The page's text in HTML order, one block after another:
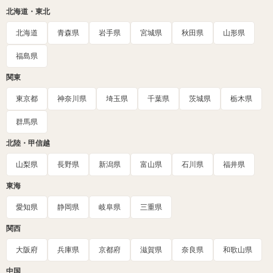
北海道・東北
北海道 青森県 岩手県 宮城県 秋田県 山形県
福島県
関東
東京都 神奈川県 埼玉県 千葉県 茨城県 栃木県
群馬県
北陸・甲信越
山梨県 長野県 新潟県 富山県 石川県 福井県
東海
愛知県 静岡県 岐阜県 三重県
関西
大阪府 兵庫県 京都府 滋賀県 奈良県 和歌山県
中国